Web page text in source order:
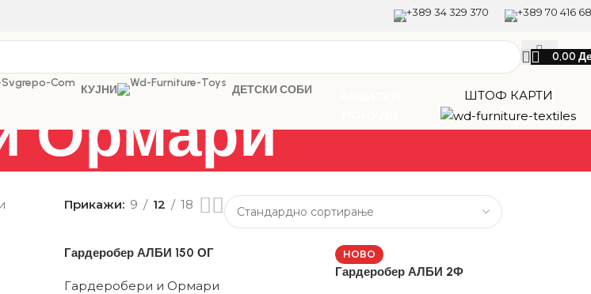
+389 34 329 370 +389 70 416
0,00
КУЈНИ ДЕТСКИ СОБИ ШТОФ КАРТИ
Ормари
Прикажи 9 12 18
Гардеробер АЛБИ 150 ОГ
Гардеробери и Ормари
НОВО
Гардеробер АЛБИ 2Ф